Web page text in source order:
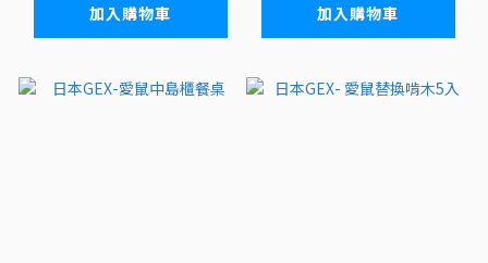
加入購物車 加入購物車